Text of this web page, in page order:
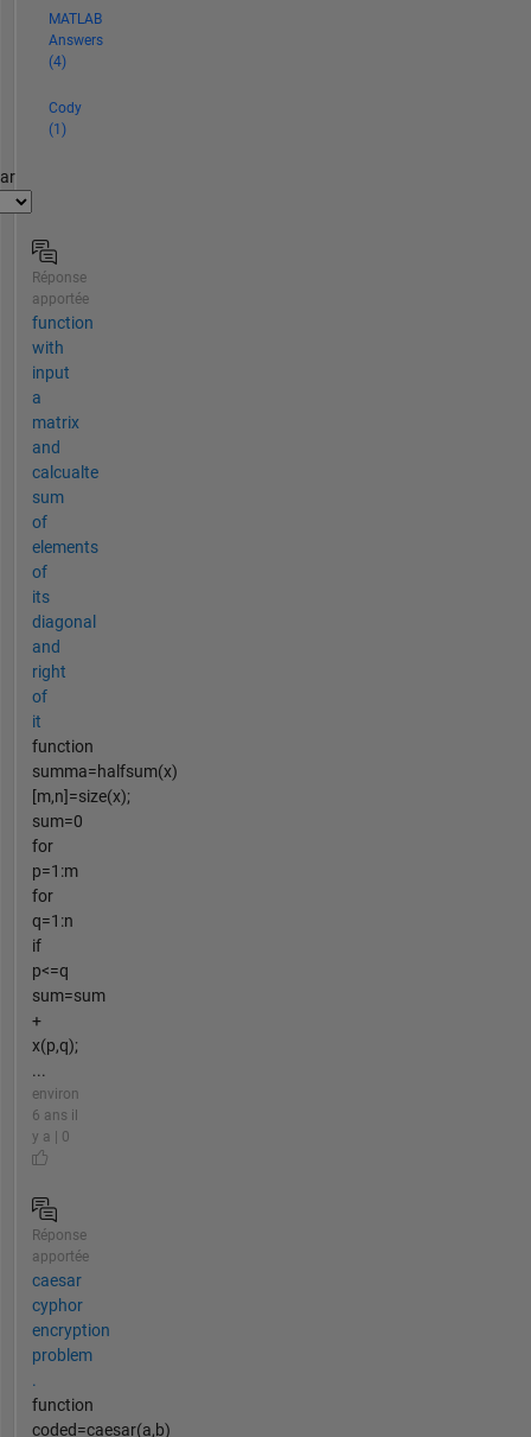
MATLAB
Answers
(4)
Cody
(1)
Réponse
apportée
function
with
input
a
matrix
and
calcualte
sum
of
elements
of
its
diagonal
and
right
of
it
function
summa=halfsum(x)
[m,n]=size(x);
sum=0
for
p=1:m
for
q=1:n
if
p<=q
sum=sum
+
x(p,q);
...
environ
6 ans il
y a | 0
Réponse
apportée
caesar
cyphor
encryption
problem
.
function
coded=caesar(a,b)